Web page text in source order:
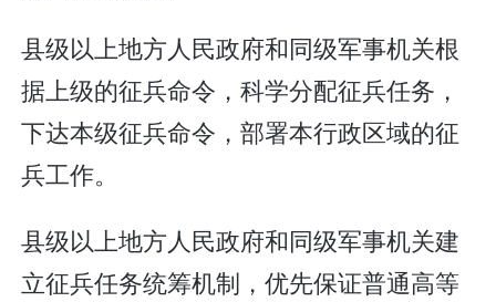
县级以上地方人民政府和同级军事机关根
据上级的征兵命令，科学分配征兵任务，
下达本级征兵命令，部署本行政区域的征
兵工作。
县级以上地方人民政府和同级军事机关建
立征兵任务统筹机制，优先保证普通高等